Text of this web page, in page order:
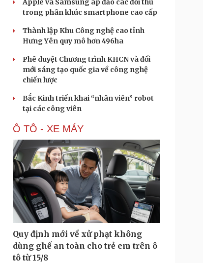
Apple và Samsung áp đảo các đối thủ
trong phân khúc smartphone cao cấp
Thành lập Khu Công nghệ cao tỉnh
Hưng Yên quy mô hơn 496ha
Phê duyệt Chương trình KHCN và đổi
mới sáng tạo quốc gia về công nghệ
chiến lược
Bắc Kinh triển khai “nhân viên” robot
tại các công viên
Ô TÔ - XE MÁY
Quy định mới về xử phạt không
dùng ghế an toàn cho trẻ em trên ô
tô từ 15/8